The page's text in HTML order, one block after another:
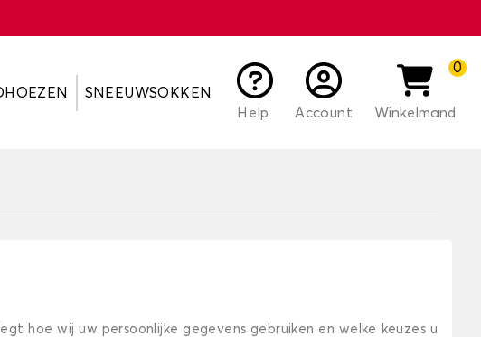
SNEEUWSOKKEN
Help
Account
0
Winkelmand
hoe wij uw persoonlijke gegevens gebruiken en welke keuzes u